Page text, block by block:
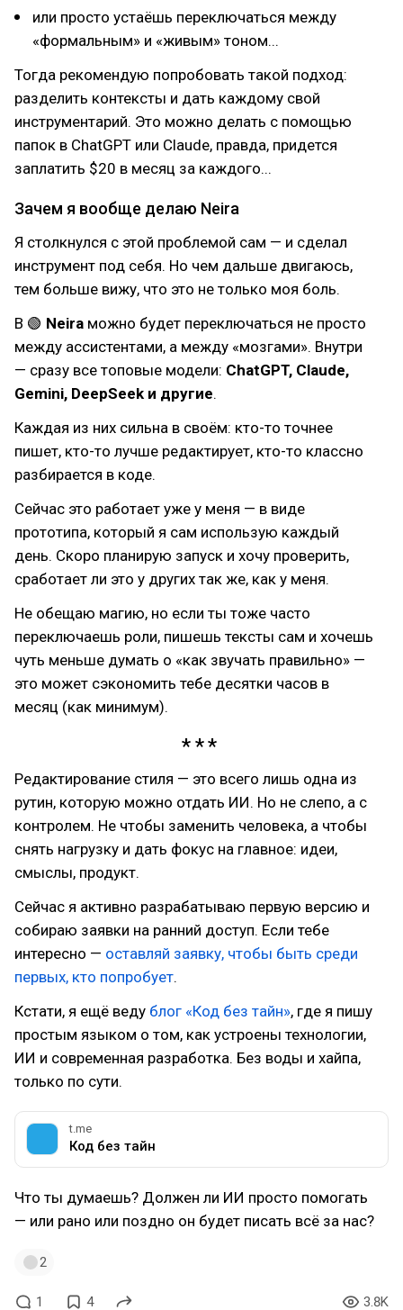
или просто устаёшь переключаться между
«формальным» и «живым» тоном...
Тогда рекомендую попробовать такой подход:
разделить контексты и дать каждому свой
инструментарий. Это можно делать с помощью
папок в ChatGPT или Claude, правда, придется
заплатить $20 в месяц за каждого...
Зачем я вообще делаю Neira
Я столкнулся с этой проблемой сам — и сделал
инструмент под себя. Но чем дальше двигаюсь,
тем больше вижу, что это не только моя боль.
В 🟢 Neira можно будет переключаться не просто
между ассистентами, а между «мозгами». Внутри
— сразу все топовые модели: ChatGPT, Claude,
Gemini, DeepSeek и другие.
Каждая из них сильна в своём: кто-то точнее
пишет, кто-то лучше редактирует, кто-то классно
разбирается в коде.
Сейчас это работает уже у меня — в виде
прототипа, который я сам использую каждый
день. Скоро планирую запуск и хочу проверить,
сработает ли это у других так же, как у меня.
Не обещаю магию, но если ты тоже часто
переключаешь роли, пишешь тексты сам и хочешь
чуть меньше думать о «как звучать правильно» —
это может сэкономить тебе десятки часов в
месяц (как минимум).
Редактирование стиля — это всего лишь одна из
рутин, которую можно отдать ИИ. Но не слепо, а с
контролем. Не чтобы заменить человека, а чтобы
снять нагрузку и дать фокус на главное: идеи,
смыслы, продукт.
Сейчас я активно разрабатываю первую версию и
собираю заявки на ранний доступ. Если тебе
интересно — оставляй заявку, чтобы быть среди
первых, кто попробует.
Кстати, я ещё веду блог «Код без тайн», где я пишу
простым языком о том, как устроены технологии,
ИИ и современная разработка. Без воды и хайпа,
только по сути.
t.me
Код без тайн
Что ты думаешь? Должен ли ИИ просто помогать
— или рано или поздно он будет писать всё за нас?
2
1 4 3.8K